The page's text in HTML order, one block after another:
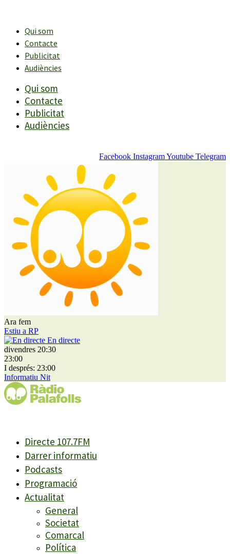
contingutQui som
Contacte
Publicitat
Audiències
Qui som
Contacte
Publicitat
Audiències
Facebook InstagramYoutube Telegram
Ara fem
Estiu a RP
En directe
divendres 20:30
23:00
I després: 23:00
Informatiu Nit
Directe 107.7FM
Darrer informatiu
Podcasts
Programació
Actualitat
General
Societat
Comarcal
Política